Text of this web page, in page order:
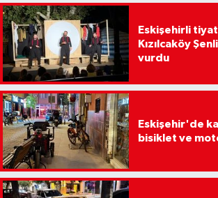
Eskişehirli
Kızılcaköy
vurdu
Eskişehir'de
bisiklet ve